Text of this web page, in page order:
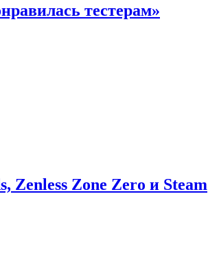
тестерам»
Zenless Zone Zero и Steam